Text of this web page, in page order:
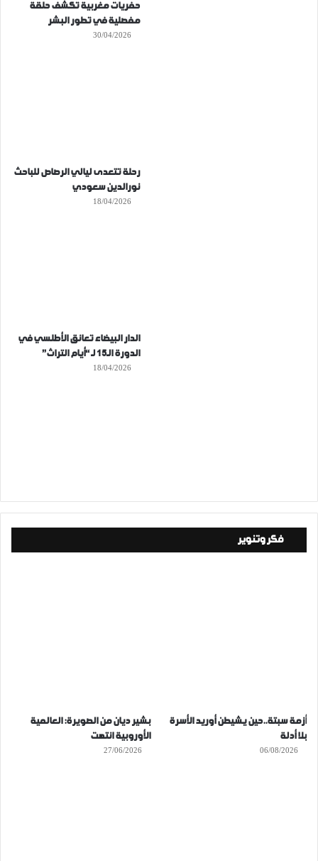
حفريات مغربية تكشف حلقة
مفصلية في تطور البشر
30/04/2026
رحلة تتعدى ليالي الرصاص للباحث
نورالدين سعودي
18/04/2026
الدار البيضاء تعانق الأطلسي في
الدورة الـ15 لـ “أيام التراث”
18/04/2026
فكر وتنوير
أزمة سبتة..حين يشيطن أوريد الأسرة
بلا أدلة
06/08/2026
بشير ديان من الصويرة: العالمية
الأوروبية انتهت
27/06/2026